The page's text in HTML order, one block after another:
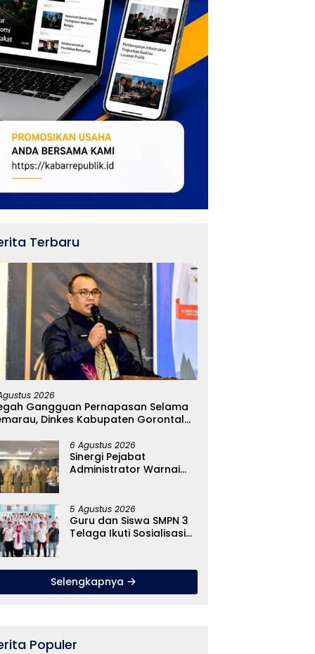
Terbaru
2026
Gangguan Pernapasan Selama
Dinkes Kabupaten Gorontalo
6 Agustus 2026
Sinergi Pejabat
Administrator Warnai
Gorontalo Perkuat
Sistem Pelayanan
5 Agustus 2026
Guru dan Siswa SMPN 3
Telaga Ikuti Sosialisasi
True Crime
Selengkapnya
Populer